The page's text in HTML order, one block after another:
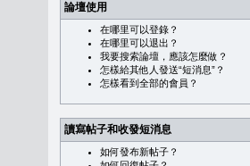
論壇使用
在哪里可以登錄？
在哪里可以退出？
我要搜索論壇，應該怎麼做？
怎樣給其他人發送“短消息”？
怎樣看到全部的會員？
讀寫帖子和收發短消息
如何發布新帖子？